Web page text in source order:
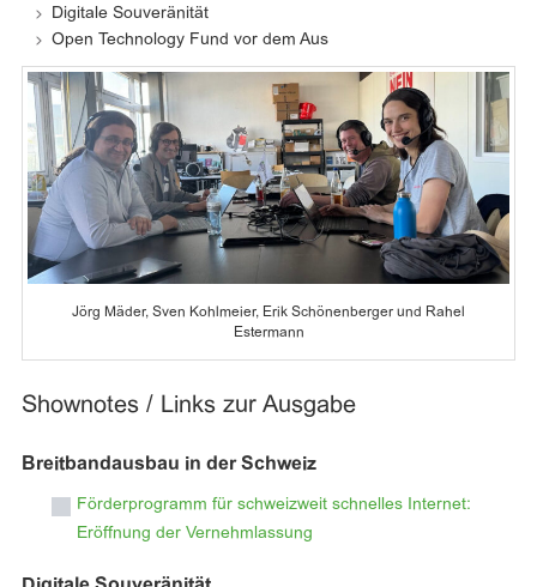
Digitale Souveränität
Open Technology Fund vor dem Aus
Jörg Mäder, Sven Kohlmeier, Erik Schönenberger und Rahel
Estermann
Shownotes / Links zur Ausgabe
Breitbandausbau in der Schweiz
Förderprogramm für schweizweit schnelles Internet:
Eröffnung der Vernehmlassung